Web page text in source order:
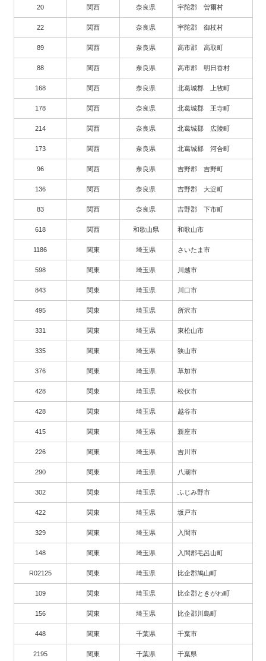
20 関西 奈良県 宇陀郡 曽爾村
22 関西 奈良県 宇陀郡 御杖村
89 関西 奈良県 高市郡 高取町
88 関西 奈良県 高市郡 明日香村
168 関西 奈良県 北葛城郡 上牧町
178 関西 奈良県 北葛城郡 王寺町
214 関西 奈良県 北葛城郡 広陵町
173 関西 奈良県 北葛城郡 河合町
96 関西 奈良県 吉野郡 吉野町
136 関西 奈良県 吉野郡 大淀町
83 関西 奈良県 吉野郡 下市町
618 関西 和歌山県 和歌山市
1186 関東 埼玉県 さいたま市
598 関東 埼玉県 川越市
843 関東 埼玉県 川口市
495 関東 埼玉県 所沢市
331 関東 埼玉県 東松山市
335 関東 埼玉県 狭山市
376 関東 埼玉県 草加市
428 関東 埼玉県 松伏市
428 関東 埼玉県 越谷市
415 関東 埼玉県 新座市
226 関東 埼玉県 吉川市
290 関東 埼玉県 八潮市
302 関東 埼玉県 ふじみ野市
422 関東 埼玉県 坂戸市
329 関東 埼玉県 入間市
148 関東 埼玉県 入間郡毛呂山町
R02125 関東 埼玉県 比企郡鳩山町
109 関東 埼玉県 比企郡ときがわ町
156 関東 埼玉県 比企郡川島町
448 関東 千葉県 千葉市
2195 関東 千葉県 千葉県